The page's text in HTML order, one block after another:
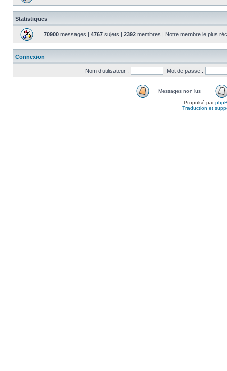
Statistiques
70900 messages | 4767 sujets | 2392 membres | Notre membre le plus
Connexion
Nom d’utilisateur : Mot de passe :
Messages non lus
Propulsé par
Traduction et